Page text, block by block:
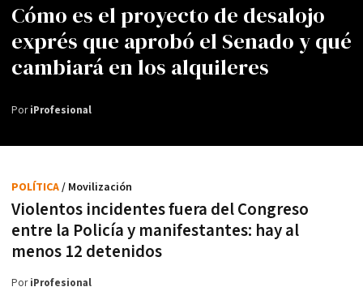
Cómo es el proyecto de desalojo
exprés que aprobó el Senado y qué
cambiará en los alquileres
PoriProfesional
Violentos incidentes fuera del Congreso
entre la Policía y manifestantes: hay al
menos 12 detenidos
POLÍTICA/ Movilización
PoriProfesional